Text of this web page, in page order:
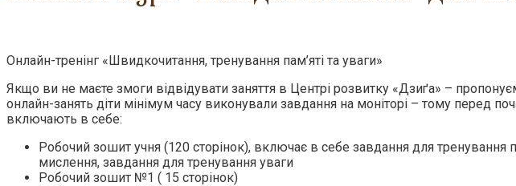
Онлайн-тренінг «Швидкочитання, тренування пам’яті та уваги»
Якщо ви не маєте змоги відвідувати заняття в Центрі розвитку «Дзиґа» –
онлайн-занять діти мінімум часу виконували завдання на моніторі – тому перед
включають в себе:
Робочий зошит учня (120 сторінок), включає в себе завдання для
мислення, завдання для тренування уваги
Робочий зошит №1 ( 15 сторінок)